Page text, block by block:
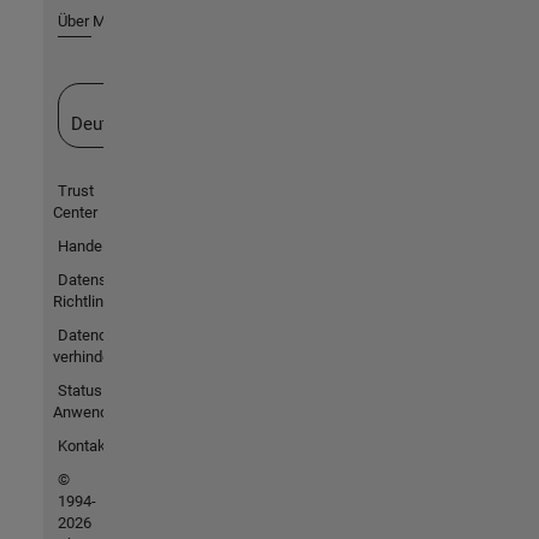
Über MathWorks
Deutschland
Trust
Center
Handelsmarken
Datenschutz-
Richtlinien
Datendiebstahl
verhindern
Status von
Anwendungen
Kontakt
©
1994-
2026